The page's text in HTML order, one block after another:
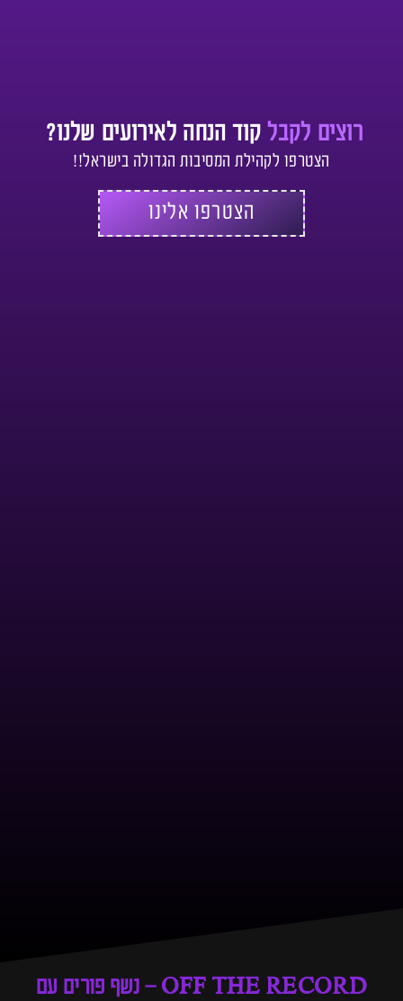
רוצים לקבל קוד הנחה לאירועים שלנו?
הצטרפו לקהילת המסיבות הגדולה בישראל!!
הצטרפו אלינו
OFF THE RECORD – נשף פורים עם